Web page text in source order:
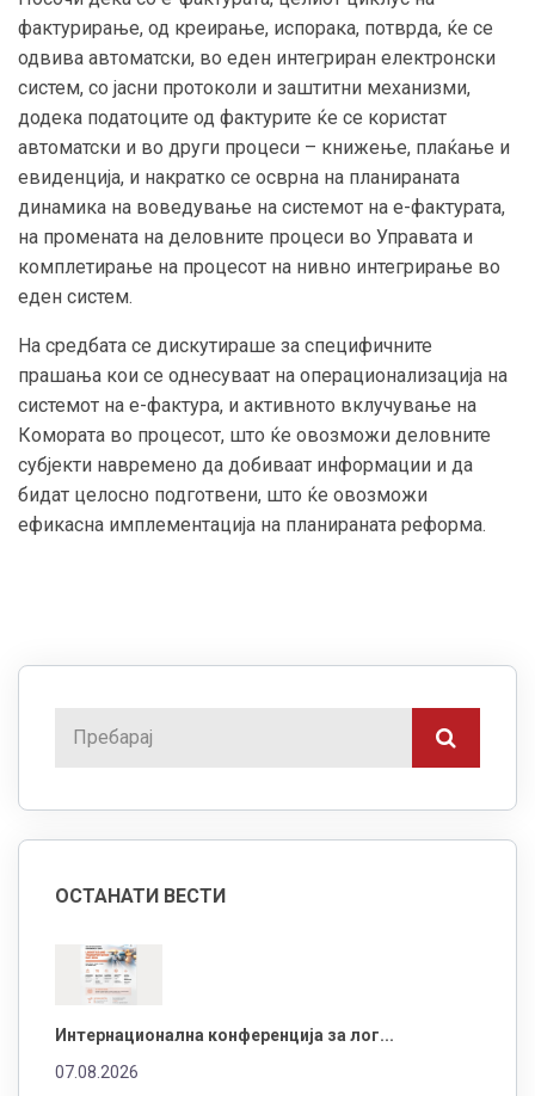
фактурирање, од креирање, испорака, потврда, ќе се
одвива автоматски, во еден интегриран електронски
систем, со јасни протоколи и заштитни механизми,
додека податоците од фактурите ќе се користат
автоматски и во други процеси – книжење, плаќање и
евиденција, и накратко се осврна на планираната
динамика на воведување на системот на е-фактурата,
на промената на деловните процеси во Управата и
комплетирање на процесот на нивно интегрирање во
еден систем.
На средбата се дискутираше за специфичните
прашања кои се однесуваат на операционализација на
системот на е-фактура, и активното вклучување на
Комората во процесот, што ќе овозможи деловните
субјекти навремено да добиваат информации и да
бидат целосно подготвени, што ќе овозможи
ефикасна имплементација на планираната реформа.
ОСТАНАТИ ВЕСТИ
Интернационална конференција за лог...
07.08.2026